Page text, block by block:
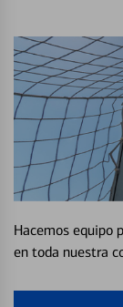
Hacemos equipo
en toda nuestra